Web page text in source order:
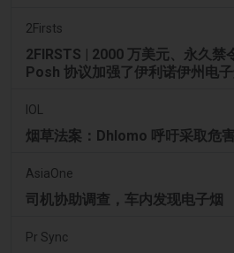
2Firsts
2FIRSTS | 2000 万美元、永久禁
Posh 协议加强了伊利诺伊州电
IOL
烟草法案：Dhlomo 呼吁采取危
AsiaOne
司机协助调查，车内发现电子烟
Pr Sync